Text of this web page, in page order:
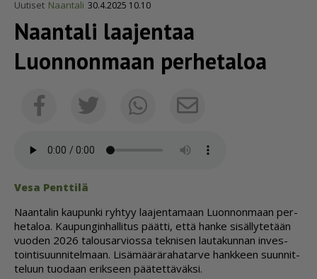
Uutiset Naantali 30.4.2025 10.10
Naantali laajentaa
Luonnonmaan perhetaloa
FacebookTwitterWhatsappSähköposti
Vesa Pent­ti­lä
Naan­ta­lin kau­pun­ki ryh­tyy laa­jen­ta­maan Luon­non­maan per­
he­ta­loa. Kau­pun­gin­hal­li­tus päät­ti, et­tä han­ke si­säl­ly­te­tään
vuo­den 2026 ta­lou­sar­vi­os­sa tek­ni­sen lau­ta­kun­nan in­ves­
toin­ti­suun­ni­tel­maan. Li­sä­mää­rä­ra­ha­tar­ve hank­keen suun­nit­
te­luun tuo­daan erik­seen pää­tet­tä­väk­si.